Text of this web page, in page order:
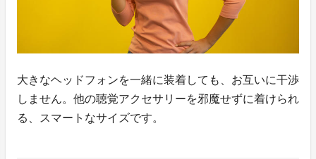
大きなヘッドフォンを一緒に装着しても、お互いに干渉
しません。他の聴覚アクセサリーを邪魔せずに着けられ
る、スマートなサイズです。